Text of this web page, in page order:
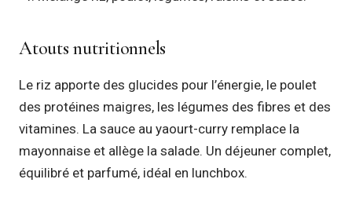
Atouts nutritionnels
Le riz apporte des glucides pour l’énergie, le poulet
des protéines maigres, les légumes des fibres et des
vitamines. La sauce au yaourt-curry remplace la
mayonnaise et allège la salade. Un déjeuner complet,
équilibré et parfumé, idéal en lunchbox.